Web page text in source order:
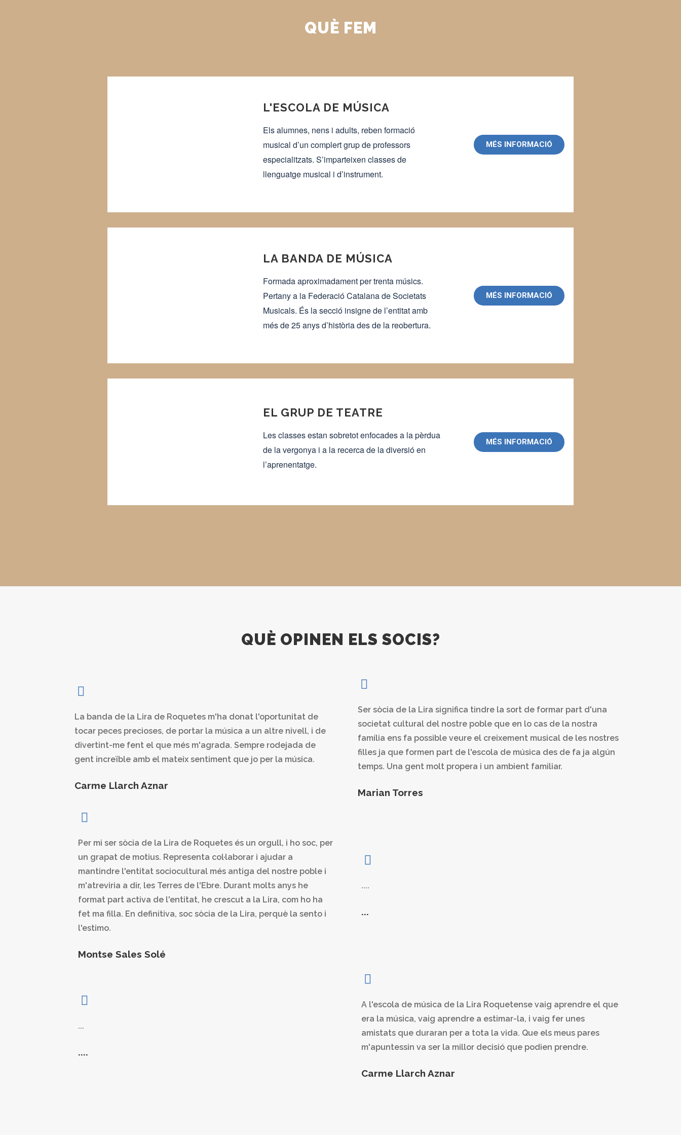
QUÈ FEM
L'ESCOLA DE MÚSICA
Els alumnes, nens i adults, reben formació
musical d’un complert grup de professors
especialitzats. S’imparteixen classes de
llenguatge musical i d’instrument.
MÉS INFORMACIÓ
LA BANDA DE MÚSICA
Formada aproximadament per trenta músics.
Pertany a la Federació Catalana de Societats
Musicals. És la secció insigne de l’entitat amb
més de 25 anys d’història des de la reobertura.
MÉS INFORMACIÓ
EL GRUP DE TEATRE
Les classes estan sobretot enfocades a la pèrdua
de la vergonya i a la recerca de la diversió en
l’aprenentatge.
MÉS INFORMACIÓ
QUÈ OPINEN ELS SOCIS?
La banda de la Lira de Roquetes m'ha donat l'oportunitat de
tocar peces precioses, de portar la música a un altre nivell, i de
divertint-me fent el que més m'agrada. Sempre rodejada de
gent increïble amb el mateix sentiment que jo per la música.
Carme Llarch Aznar
Ser sòcia de la Lira significa tindre la sort de formar part d'una
societat cultural del nostre poble que en lo cas de la nostra
família ens fa possible veure el creixement musical de les nostres
filles ja que formen part de l'escola de música des de fa ja algún
temps. Una gent molt propera i un ambient familiar.
Marian Torres
Per mi ser sòcia de la Lira de Roquetes és un orgull, i ho soc, per
un grapat de motius. Representa col·laborar i ajudar a
mantindre l'entitat sociocultural més antiga del nostre poble i
m'atreviria a dir, les Terres de l'Ebre. Durant molts anys he
format part activa de l'entitat, he crescut a la Lira, com ho ha
fet ma filla. En definitiva, soc sòcia de la Lira, perquè la sento i
l'estimo.
Montse Sales Solé
....
...
...
....
A l'escola de música de la Lira Roquetense vaig aprendre el que
era la música, vaig aprendre a estimar-la, i vaig fer unes
amistats que duraran per a tota la vida. Que els meus pares
m'apuntessin va ser la millor decisió que podien prendre.
Carme Llarch Aznar